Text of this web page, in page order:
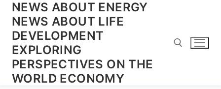
Skip
content
NEWS ABOUT ENERGY
NEWS ABOUT LIFE
DEVELOPMENT
EXPLORING
PERSPECTIVES ON THE
WORLD ECONOMY
Search for: